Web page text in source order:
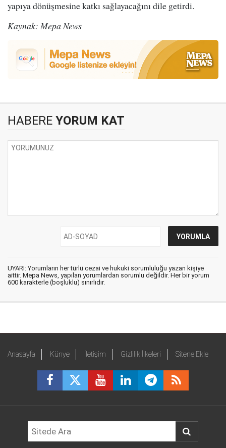
yapıya dönüşmesine katkı sağlayacağını dile getirdi.
Kaynak: Mepa News
HABERE YORUM KAT
UYARI: Yorumların her türlü cezai ve hukuki sorumluluğu yazan kişiye
aittir. Mepa News, yapılan yorumlardan sorumlu değildir. Her bir yorum
600 karakterle (boşluklu) sınırlıdır.
Anasayfa Künye İletişim Gizlilik İlkeleri Sitene Ekle